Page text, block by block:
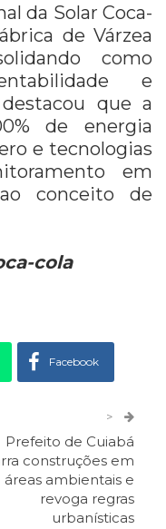
da Solar Coca-
de Várzea
como
e
que a
de energia
e tecnologias
em
conceito de
cola
Facebook
O email
>
Prefeito de Cuiabá
construções em
áreas ambientais e
revoga regras
urbanísticas